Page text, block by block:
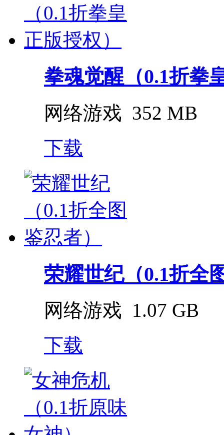
拳魂觉醒（0.1折拳
网络游戏 352 MB
下载
荣耀世纪（0.1折全
网络游戏 1.07 GB
下载